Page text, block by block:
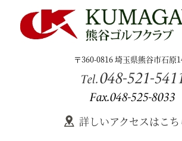
〒360-0816 埼玉県熊谷市石原
Tel.048-521-
Fax.048-525-8033
詳しいアクセスはこち